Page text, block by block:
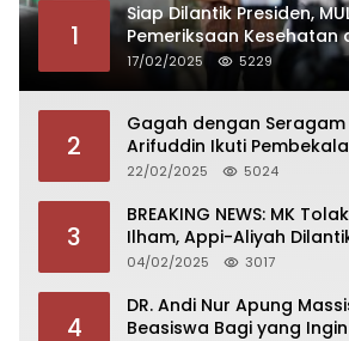
1
Siap Dilantik Presiden,
Pemeriksaan Kesehatan
17/02/2025 5229
2
Gagah dengan Seragam
Arifuddin Ikuti
Magelang
22/02/2025 5024
3
BREAKING NEWS: MK
Ilham, Appi-Aliyah
2025
04/02/2025 3017
4
DR. Andi Nur Apung
Beasiswa Bagi yang